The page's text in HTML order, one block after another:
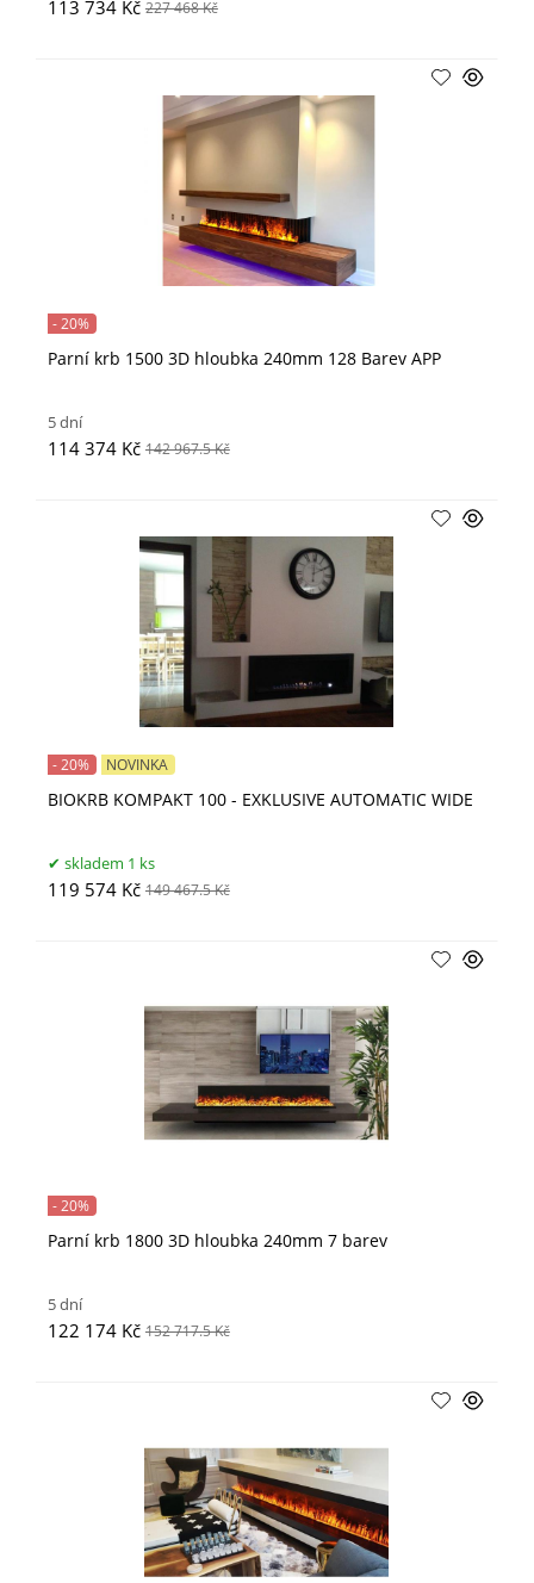
113 734 Kč 227 468 Kč
Parní krb 1500 3D hloubka 240mm 128 Barev APP
- 20%
5 dní
114 374 Kč 142 967.5 Kč
BIOKRB KOMPAKT 100 - EXKLUSIVE AUTOMATIC WIDE
- 20% NOVINKA
skladem 1 ks
119 574 Kč 149 467.5 Kč
Parní krb 1800 3D hloubka 240mm 7 barev
- 20%
5 dní
122 174 Kč 152 717.5 Kč